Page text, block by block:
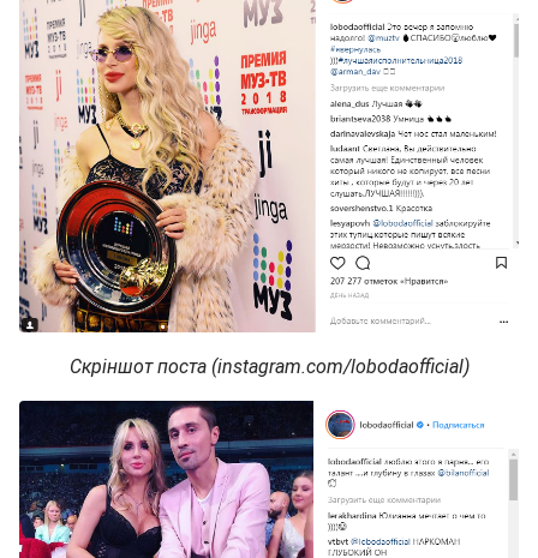
Скріншот поста (instagram.com/lobodaofficial)